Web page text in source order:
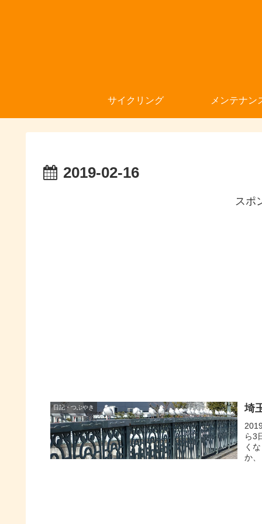
サイクリング メンテナン
2019-02-16
スポ
日記・つぶやき 埼
ら3
く
か